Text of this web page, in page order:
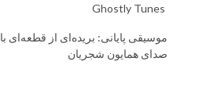
Ghostly Tunes
موسیقی پایانی: بریده‌ای از قطعه‌ای با
صدای همایون شجریان